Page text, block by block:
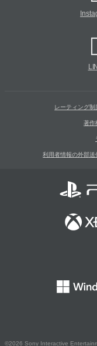
レーティング制
著作
利用者情報の外部送
©2026 Sony Interactive